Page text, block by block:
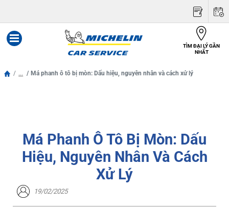
TÌM ĐẠI LÝ GẦN
NHẤT
... Má phanh ô tô bị mòn: Dấu hiệu, nguyên nhân và cách xử lý
Má Phanh Ô Tô Bị Mòn: Dấu
Hiệu, Nguyên Nhân Và Cách
Xử Lý
19/02/2025